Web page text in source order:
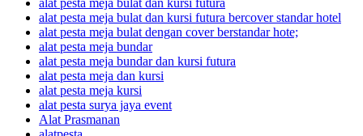
alat pesta meja bulat dan kursi futura
alat pesta meja bulat dan kursi futura bercover standar hotel
alat pesta meja bulat dengan cover berstandar hote;
alat pesta meja bundar
alat pesta meja bundar dan kursi futura
alat pesta meja dan kursi
alat pesta meja kursi
alat pesta surya jaya event
Alat Prasmanan